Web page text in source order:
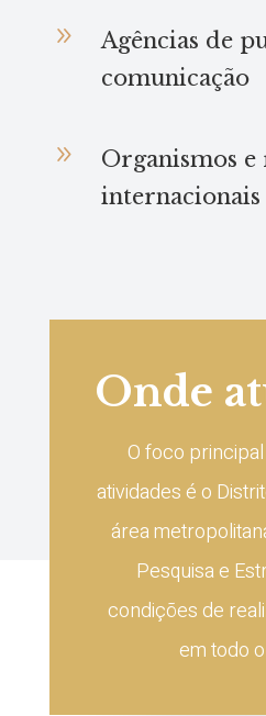
9
Agências de
comunicação
9
Organismos e
internacionais
Onde
O foco
atividades é o
área
Pesquisa e
condições de
em todo